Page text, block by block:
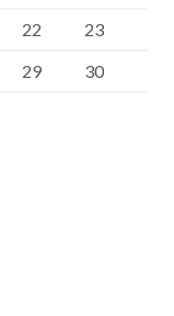
22
23
29
30